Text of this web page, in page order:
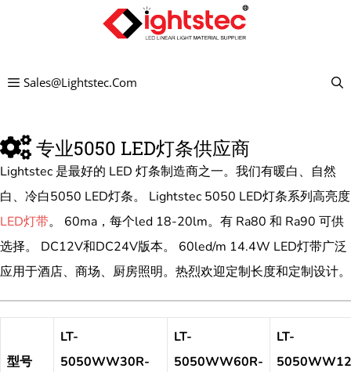
容
Sales@lightstec.com
专业5050 LED灯条供应商
Lightstec 是最好的 LED 灯条制造商之一。我们有暖白、自然
白、冷白5050 LED灯条。 Lightstec 5050 LED灯条系列高亮度
LED灯带。 60ma，每个led 18-20lm。有 Ra80 和 Ra90 可供
选择。 DC12V和DC24V版本。 60led/m 14.4W LED灯带广泛
应用于酒店、商场、厨房照明。热烈欢迎定制长度和定制设计。
型号
LT-
5050WW30R-
LT-
5050WW60R-
LT-